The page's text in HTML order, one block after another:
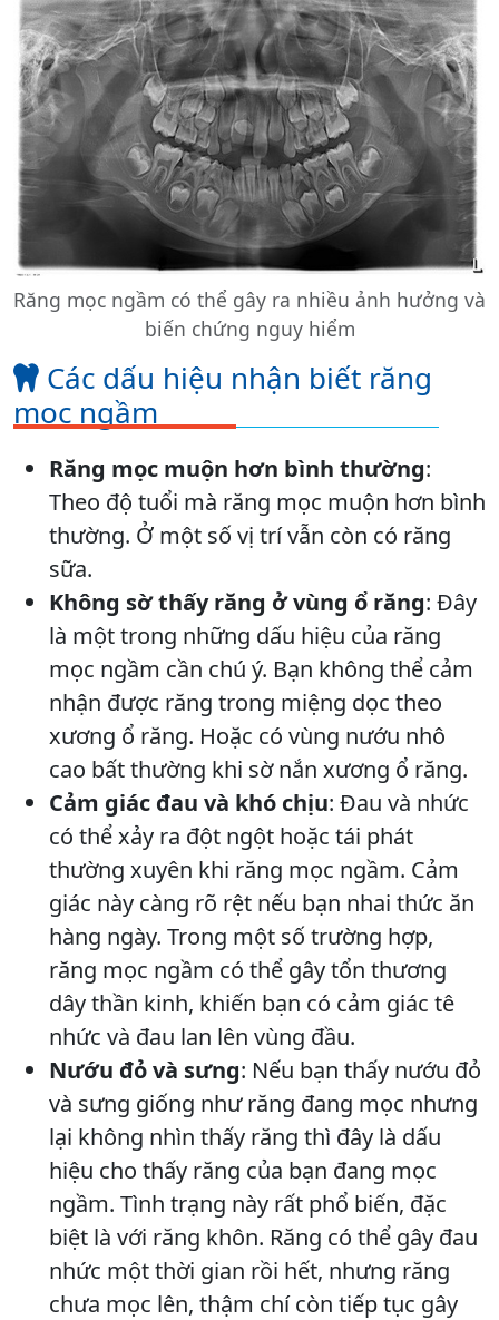
Răng mọc ngầm có thể gây ra nhiều ảnh hưởng và
biến chứng nguy hiểm
Các dấu hiệu nhận biết răng
mọc ngầm
Răng mọc muộn hơn bình thường:
Theo độ tuổi mà răng mọc muộn hơn bình
thường. Ở một số vị trí vẫn còn có răng
sữa.
Không sờ thấy răng ở vùng ổ răng: Đây
là một trong những dấu hiệu của răng
mọc ngầm cần chú ý. Bạn không thể cảm
nhận được răng trong miệng dọc theo
xương ổ răng. Hoặc có vùng nướu nhô
cao bất thường khi sờ nắn xương ổ răng.
Cảm giác đau và khó chịu: Đau và nhức
có thể xảy ra đột ngột hoặc tái phát
thường xuyên khi răng mọc ngầm. Cảm
giác này càng rõ rệt nếu bạn nhai thức ăn
hàng ngày. Trong một số trường hợp,
răng mọc ngầm có thể gây tổn thương
dây thần kinh, khiến bạn có cảm giác tê
nhức và đau lan lên vùng đầu.
Nướu đỏ và sưng: Nếu bạn thấy nướu đỏ
và sưng giống như răng đang mọc nhưng
lại không nhìn thấy răng thì đây là dấu
hiệu cho thấy răng của bạn đang mọc
ngầm. Tình trạng này rất phổ biến, đặc
biệt là với răng khôn. Răng có thể gây đau
nhức một thời gian rồi hết, nhưng răng
chưa mọc lên, thậm chí còn tiếp tục gây